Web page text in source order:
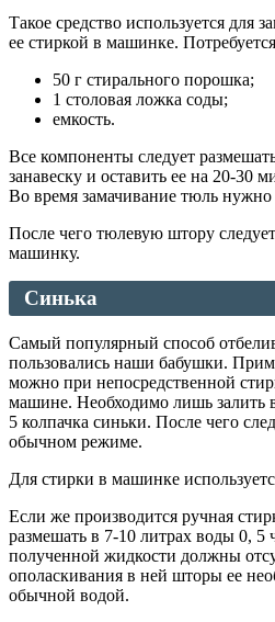
Такое средство используется для
ее стиркой в машинке.
50 г стирального порошка;
1 столовая ложка соды;
емкость.
Все компоненты следует
занавеску и оставить ее на 20-30
Во время замачивание тюль нужно
После чего тюлевую штору
машинку.
Синька
Самый популярный способ
пользовались наши бабушки.
можно при непосредственной
машине. Необходимо лишь залить
5 колпачка синьки. После чего
обычном режиме.
Для стирки в машинке
Если же производится ручная
размешать в 7-10 литрах воды 0,
полученной жидкости должны
ополаскивания в ней шторы ее
обычной водой.